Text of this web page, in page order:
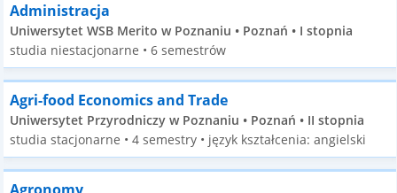
Administracja
Uniwersytet WSB Merito w Poznaniu • Poznań • I stopnia
studia niestacjonarne • 6 semestrów
Agri-food Economics and Trade
Uniwersytet Przyrodniczy w Poznaniu • Poznań • II stopnia
studia stacjonarne • 4 semestry • język kształcenia: angielski